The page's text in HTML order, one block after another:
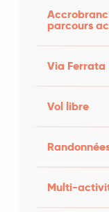
parcours
Via Ferrata
Vol libre
Multi-